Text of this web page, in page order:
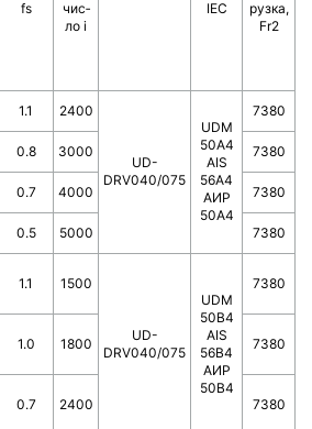
fs
чис­
ло i
IEC
руз­ка,
Fr2
1.1 2400
UD-
DRV040/075
UDM
50A4
AIS
56A4
АИР
50А4
7380
0.8 3000 7380
0.7 4000 7380
0.5 5000 7380
1.1 1500
UD-
DRV040/075
UDM
50B4
AIS
56B4
АИР
50В4
7380
1.0 1800 7380
0.7 2400 7380